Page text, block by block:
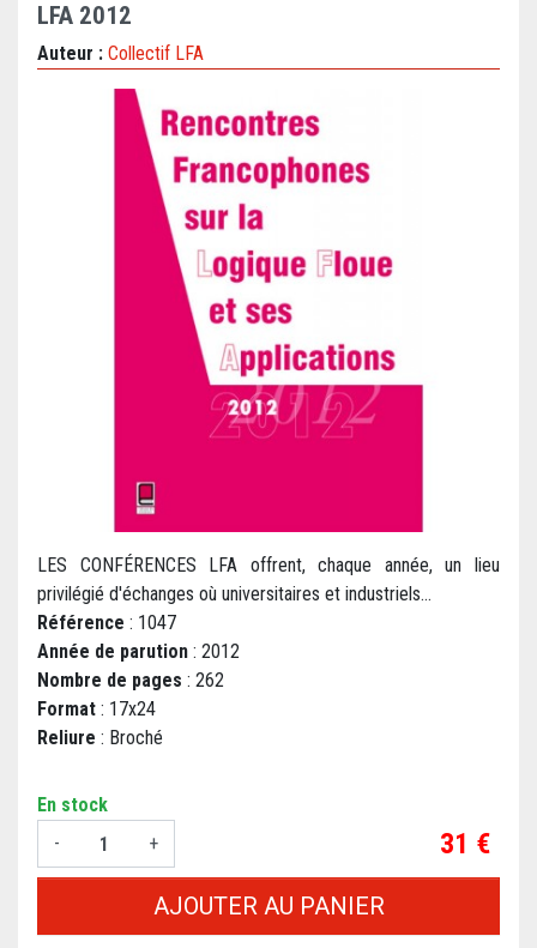
LFA 2012
Auteur : Collectif LFA
LES CONFÉRENCES LFA offrent, chaque année, un lieu
privilégié d'échanges où universitaires et industriels...
Référence : 1047
Année de parution : 2012
Nombre de pages : 262
Format : 17x24
Reliure : Broché
En stock
-
+ Prix
31 €
AJOUTER AU PANIER